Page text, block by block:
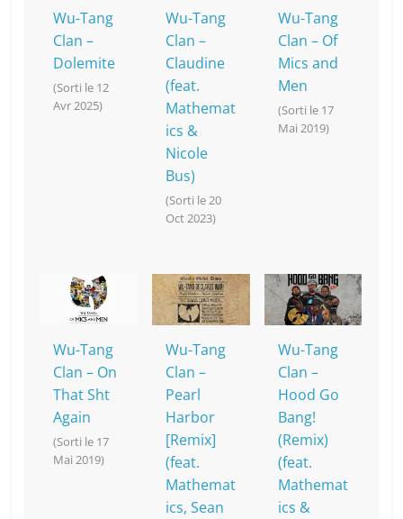
k
Wu-Tang
Clan –
Dolemite
(Sorti le 12
Avr 2025)
Wu-Tang
Clan –
Claudine
(feat.
Mathemat
ics &
Nicole
Bus)
(Sorti le 20
Oct 2023)
Wu-Tang
Clan – Of
Mics and
Men
(Sorti le 17
Mai 2019)
Wu-Tang
Clan – On
That Sht
Again
(Sorti le 17
Mai 2019)
Wu-Tang
Clan –
Pearl
Harbor
[Remix]
(feat.
Mathemat
ics, Sean
Wu-Tang
Clan –
Hood Go
Bang!
(Remix)
(feat.
Mathemat
ics &